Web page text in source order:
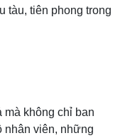
tàu, tiên phong trong
không chỉ ban
nhân viên, những